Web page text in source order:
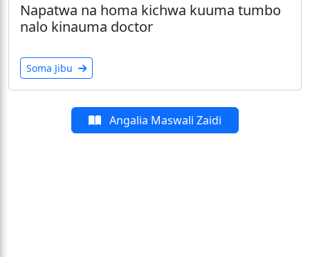
Napatwa na homa kichwa kuuma tumbo
nalo kinauma doctor
Soma Jibu
Angalia Maswali Zaidi